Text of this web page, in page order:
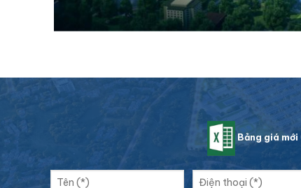
Bảng giá